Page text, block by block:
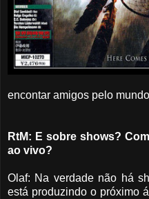
encontar amigos pelo
RtM: E sobre shows?
ao vivo?
Olaf: Na verdade não há
está produzindo o próximo